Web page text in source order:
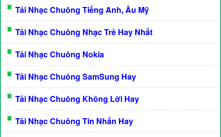
Tải Nhạc Chuông Tiếng Anh, Âu Mỹ
Tải Nhạc Chuông Nhạc Trẻ Hay Nhất
Tải Nhạc Chuông Nokia
Tải Nhạc Chuông SamSung Hay
Tải Nhạc Chuông Không Lời Hay
Tải Nhạc Chuông Tin Nhắn Hay